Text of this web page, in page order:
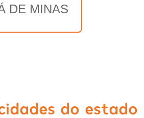
DE MINAS
do estado